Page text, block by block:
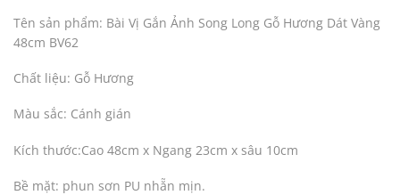
Tên sản phẩm: Bài Vị Gắn Ảnh Song Long Gỗ Hương Dát Vàng
48cm BV62
Chất liệu: Gỗ Hương
Màu sắc: Cánh gián
Kích thước:Cao 48cm x Ngang 23cm x sâu 10cm
Bề mặt: phun sơn PU nhẵn mịn.